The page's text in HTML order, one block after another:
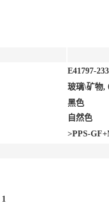
E41797-
玻璃\矿物,
黑色
自然色
>PPS-
1